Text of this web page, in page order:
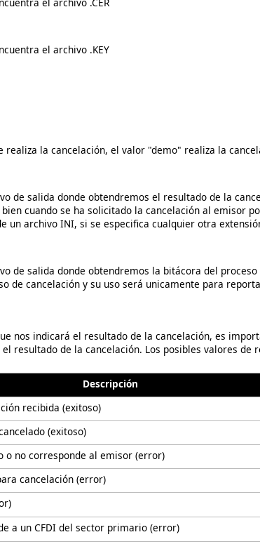
el archivo .KEY
realiza la cancelación, el valor "demo" realiza la
de salida donde obtendremos el resultado de la
cuando se ha solicitado la cancelación al emisor
un archivo INI, si se especifica cualquier otra
de salida donde obtendremos la bitácora del
de cancelación y su uso será unicamente para
nos indicará el resultado de la cancelación, es
resultado de la cancelación. Los posibles valores de
Descripción
recibida (exitoso)
(exitoso)
o no corresponde al emisor (error)
cancelación (error)
a un CFDI del sector primario (error)